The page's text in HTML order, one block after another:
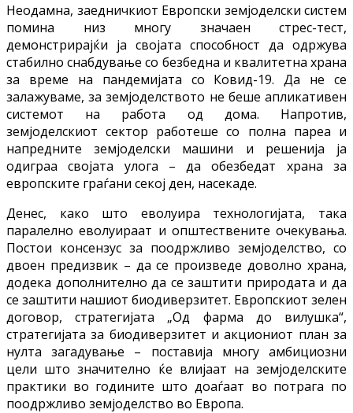
Неодамна, заедничкиот Европски земјоделски систем
помина низ многу значаен стрес-тест,
демонстрирајќи ја својата способност да одржува
стабилно снабдување со безбедна и квалитетна храна
за време на пандемијата со Ковид-19. Да не се
залажуваме, за земјоделството не беше апликативен
системот на работа од дома. Напротив,
земјоделскиот сектор работеше со полна пареа и
напредните земјоделски машини и решенија ја
одиграа својата улога – да обезбедат храна за
европските граѓани секој ден, насекаде.
Денес, како што еволуира технологијата, така
паралелно еволуираат и општествените очекувања.
Постои консензус за поодржливо земјоделство, со
двоен предизвик – да се произведе доволно храна,
додека дополнително да се заштити природата и да
се заштити нашиот биодиверзитет. Европскиот зелен
договор, стратегијата „Од фарма до вилушка“,
стратегијата за биодиверзитет и акциониот план за
нулта загадување – поставија многу амбициозни
цели што значително ќе влијаат на земјоделските
практики во годините што доаѓаат во потрага по
поодржливо земјоделство во Европа.